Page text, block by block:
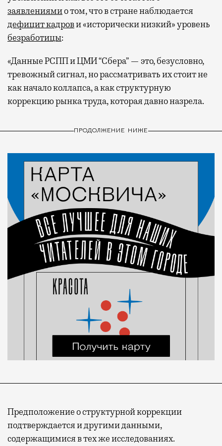
заявлениямио том, что в стране наблюдается
дефицит кадрови «исторически низкий» уровень
безработицы:
«Данные РСПП и ЦМИ “Сбера” — это, безусловно,
тревожный сигнал, но рассматривать их стоит не
как начало коллапса, а как структурную
коррекцию рынка труда, которая давно назрела.
ПРОДОЛЖЕНИЕ НИЖЕ
Предположение о структурной коррекции
подтверждается и другими данными,
содержащимися в тех же исследованиях.